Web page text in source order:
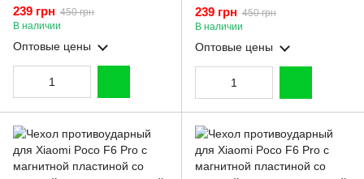
магнитной пластиной со
шторкой на камере черный
239 грн 450 грн
В наличии
Оптовые цены
магнитной пластиной со
шторкой на камере синий
239 грн 450 грн
В наличии
Оптовые цены